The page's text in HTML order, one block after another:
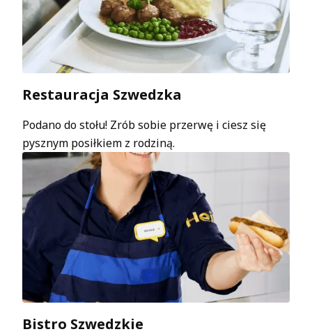
Restauracja Szwedzka
Podano do stołu! Zrób sobie przerwę i ciesz się
pysznym posiłkiem z rodziną.
Bistro Szwedzkie